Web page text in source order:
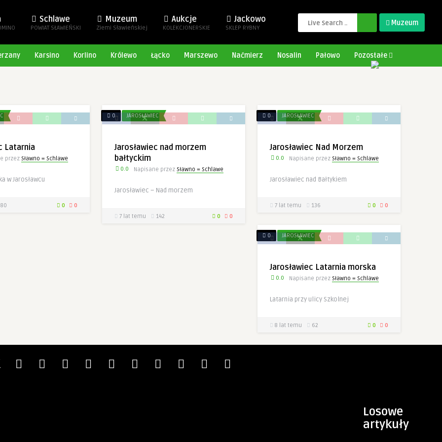
Schlawe
POWIAT SŁAWIEŃSKI
Muzeum
Ziemi Sławieńskiej
Aukcje
KOLEKCJONERSKIE
Jackowo
SKLEP RYBNY
Muzeum
Karsino Korlino Królewo Łącko Marszewo Naćmierz Nosalin Pałowo Pozostałe
Latarnia
przez Sławno = Schlawe
w Jarosławcu
80 0 0
0 JAROSŁAWIEC
Jarosławiec nad morzem
bałtyckim
0.0 Napisane przez Sławno = Schlawe
Jarosławiec – Nad morzem
7 lat temu 142 0 0
0 JAROSŁAWIEC
Jarosławiec Nad Morzem
0.0 Napisane przez Sławno = Schlawe
Jarosławiec nad Bałtykiem
7 lat temu 136 0 0
0 JAROSŁAWIEC
Jarosławiec Latarnia morska
0.0 Napisane przez Sławno = Schlawe
Latarnia przy ulicy Szkolnej
8 lat temu 62 0 0
Losowe
artykuły